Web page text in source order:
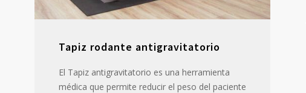
Tapiz rodante antigravitatorio
El Tapiz antigravitatorio es una herramienta
médica que permite reducir el peso del paciente